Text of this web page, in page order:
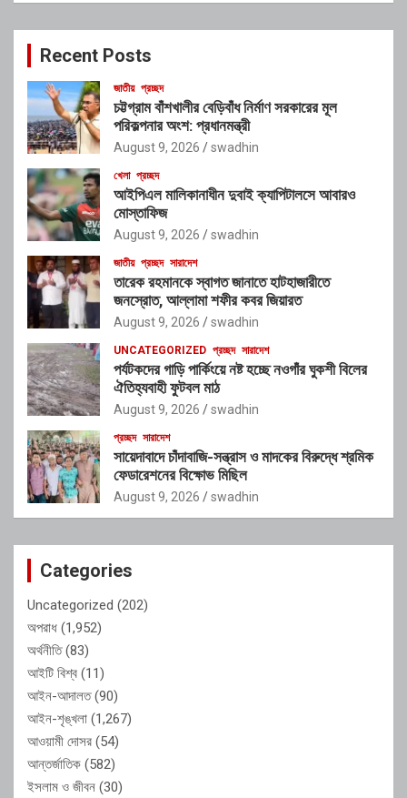
c
Recent Posts
জাতীয় প্রচ্ছদ
চট্টগ্রাম বাঁশখালীর বেড়িবাঁধ নির্মাণ সরকারের মূল
পরিকল্পনার অংশ: প্রধানমন্ত্রী
August 9, 2026 swadhin
খেলা প্রচ্ছদ
আইপিএল মালিকানাধীন দুবাই ক্যাপিটালসে আবারও
মোস্তাফিজ
August 9, 2026 swadhin
জাতীয় প্রচ্ছদ সারাদেশ
তারেক রহমানকে স্বাগত জানাতে হাটহাজারীতে
জনস্রোত, আল্লামা শফীর কবর জিয়ারত
August 9, 2026 swadhin
UNCATEGORIZED প্রচ্ছদ সারাদেশ
পর্যটকদের গাড়ি পার্কিংয়ে নষ্ট হচ্ছে নওগাঁর ঘুকশী বিলের
ঐতিহ্যবাহী ফুটবল মাঠ
August 9, 2026 swadhin
প্রচ্ছদ সারাদেশ
সায়েদাবাদে চাঁদাবাজি-সন্ত্রাস ও মাদকের বিরুদ্ধে শ্রমিক
ফেডারেশনের বিক্ষোভ মিছিল
August 9, 2026 swadhin
Categories
Uncategorized (202)
অপরাধ (1,952)
অর্থনীতি(83)
আইটি বিশ্ব (11)
আইন-আদালত(90)
আইন-শৃঙ্খলা (1,267)
আওয়ামী দোসর (54)
আন্তর্জাতিক (582)
ইসলাম ও জীবন (30)